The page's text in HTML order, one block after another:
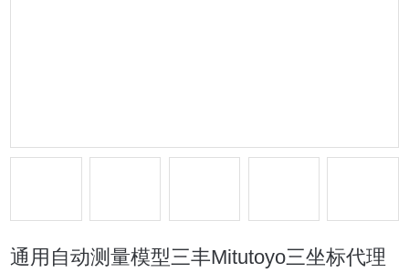
通用自动测量模型三丰Mitutoyo三坐标代理